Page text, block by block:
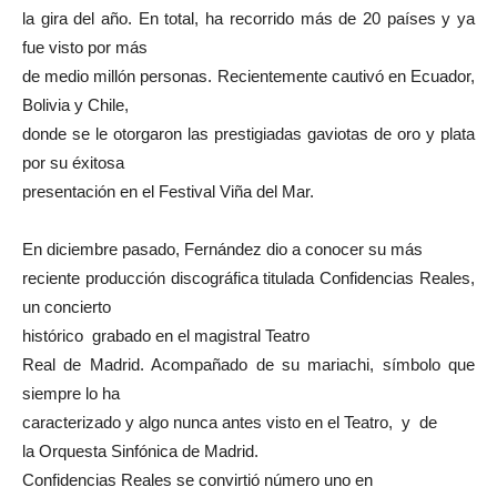
la gira del año. En total, ha recorrido más de 20 países y ya
fue visto por más
de medio millón personas. Recientemente cautivó en Ecuador,
Bolivia y Chile,
donde se le otorgaron las prestigiadas gaviotas de oro y plata
por su éxitosa
presentación en el Festival Viña del Mar.
En diciembre pasado, Fernández dio a conocer su más
reciente producción discográfica titulada Confidencias Reales,
un concierto
histórico grabado en el magistral Teatro
Real de Madrid. Acompañado de su mariachi, símbolo que
siempre lo ha
caracterizado y algo nunca antes visto en el Teatro, y de
la Orquesta Sinfónica de Madrid.
Confidencias Reales se convirtió número uno en